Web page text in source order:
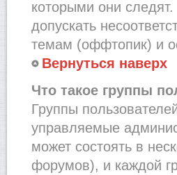
которыми они
допускать
темам (оффтопик) и
Вернуться наверх
Что такое группы
Группы
управляемые
может состоять в
форумов), и каждой